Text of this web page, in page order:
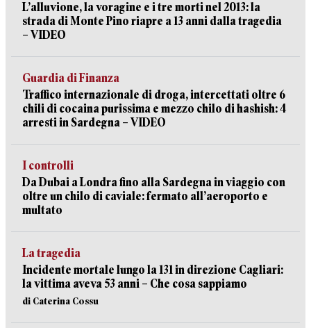
L’alluvione, la voragine e i tre morti nel 2013: la
strada di Monte Pino riapre a 13 anni dalla tragedia
– VIDEO
Guardia di Finanza
Traffico internazionale di droga, intercettati oltre 6
chili di cocaina purissima e mezzo chilo di hashish: 4
arresti in Sardegna – VIDEO
I controlli
Da Dubai a Londra fino alla Sardegna in viaggio con
oltre un chilo di caviale: fermato all’aeroporto e
multato
La tragedia
Incidente mortale lungo la 131 in direzione Cagliari:
la vittima aveva 53 anni – Che cosa sappiamo
di Caterina Cossu